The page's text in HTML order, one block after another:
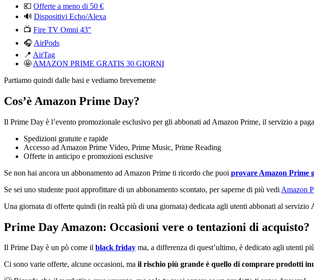
💶 Offerte a meno di 50 €
🔊 Dispositivi Echo/Alexa
📺 Fire TV Omni 43″
🎧 AirPods
📍 AirTag
🤩 AMAZON PRIME GRATIS 30 GIORNI
Partiamo quindi dalle basi e vediamo brevemente
Cos’è Amazon Prime Day?
Il Prime Day è l’evento promozionale esclusivo per gli abbonati ad Amazon Prime, il servizio a
Spedizioni gratuite e rapide
Accesso ad Amazon Prime Video, Prime Music, Prime Reading
Offerte in anticipo e promozioni esclusive
Se non hai ancora un abbonamento ad Amazon Prime ti ricordo che puoi provare Amazon Prime
Se sei uno studente puoi approfittare di un abbonamento scontato, per saperne di più vedi Amazon
Una giornata di offerte quindi (in realtà più di una giornata) dedicata agli utenti abbonati al servizio
Prime Day Amazon: Occasioni vere o tentazioni di acquisto?
Il Prime Day è un pò come il black friday ma, a differenza di quest’ultimo, è dedicato agli utenti
Ci sono varie offerte, alcune occasioni, ma il rischio più grande è quello di comprare prodotti